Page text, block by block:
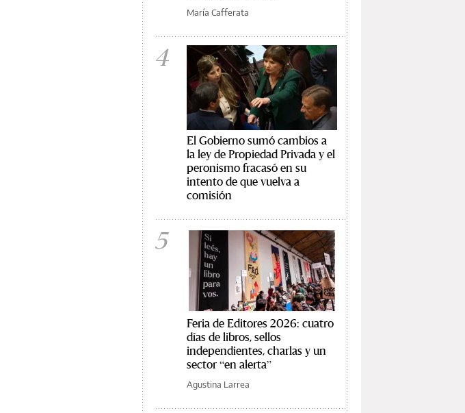
María Cafferata
4
El Gobierno sumó cambios a
la ley de Propiedad Privada y el
peronismo fracasó en su
intento de que vuelva a
comisión
5
Feria de Editores 2026: cuatro
días de libros, sellos
independientes, charlas y un
sector “en alerta”
Agustina Larrea